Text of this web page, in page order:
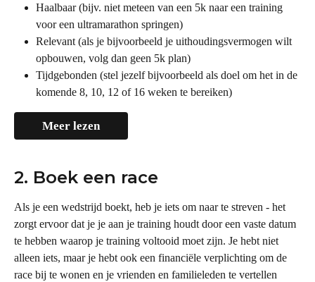
Haalbaar (bijv. niet meteen van een 5k naar een training
voor een ultramarathon springen)
Relevant (als je bijvoorbeeld je uithoudingsvermogen wilt
opbouwen, volg dan geen 5k plan)
Tijdgebonden (stel jezelf bijvoorbeeld als doel om het in de
komende 8, 10, 12 of 16 weken te bereiken)
Meer lezen
2. Boek een race
Als je een wedstrijd boekt, heb je iets om naar te streven - het
zorgt ervoor dat je je aan je training houdt door een vaste datum
te hebben waarop je training voltooid moet zijn. Je hebt niet
alleen iets, maar je hebt ook een financiële verplichting om de
race bij te wonen en je vrienden en familieleden te vertellen